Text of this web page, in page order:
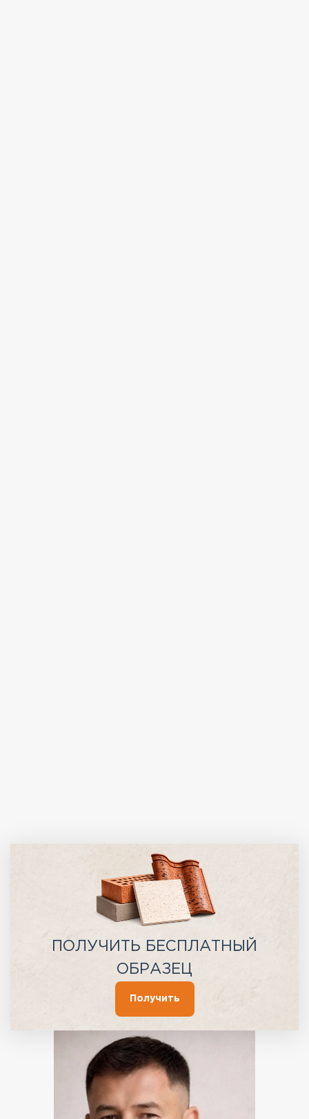
ПОЛУЧИТЬ БЕСПЛАТНЫЙ
ОБРАЗЕЦ
Получить